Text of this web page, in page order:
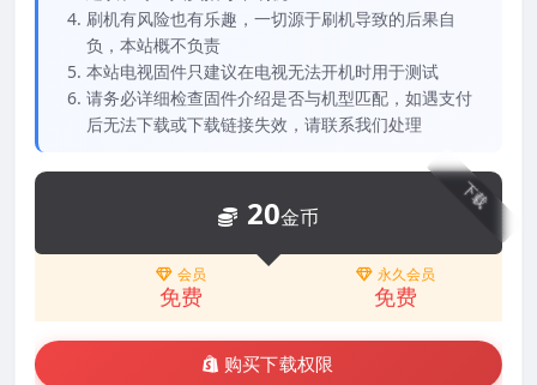
刷机有风险也有乐趣，一切源于刷机导致的后果自
负，本站概不负责
本站电视固件只建议在电视无法开机时用于测试
请务必详细检查固件介绍是否与机型匹配，如遇支付
后无法下载或下载链接失效，请联系我们处理
下载
20金币
会员
免费
永久会员
免费
购买下载权限